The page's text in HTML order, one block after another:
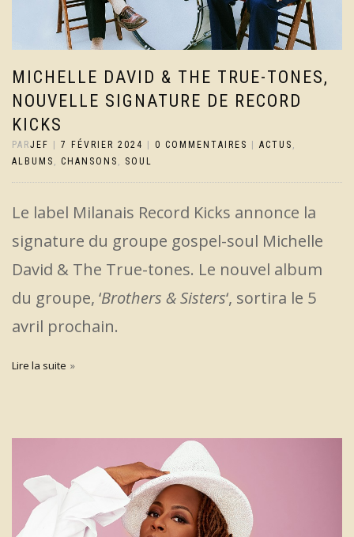
MICHELLE DAVID & THE TRUE-TONES,
NOUVELLE SIGNATURE DE RECORD
KICKS
PARJEF 7 FÉVRIER 2024 0 COMMENTAIRES ACTUS ,
ALBUMS , CHANSONS , SOUL
Le label Milanais Record Kicks annonce la
signature du groupe gospel-soul Michelle
David & The True-tones. Le nouvel album
du groupe, ‘Brothers & Sisters‘, sortira le 5
avril prochain.
Lire la suite